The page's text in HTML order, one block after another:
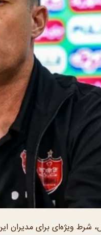
شرط ویژه‌ای برای